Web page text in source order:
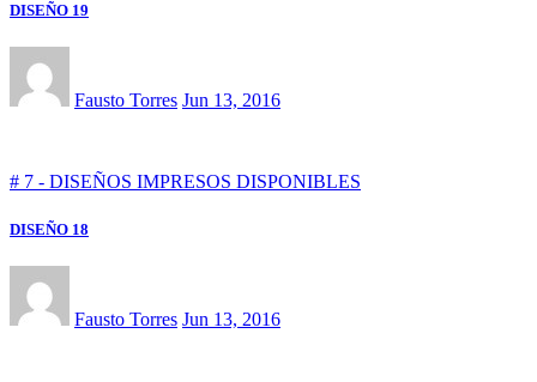
DISEÑO 19
Fausto Torres Jun 13, 2016
# 7 - DISEÑOS IMPRESOS DISPONIBLES
DISEÑO 18
Fausto Torres Jun 13, 2016